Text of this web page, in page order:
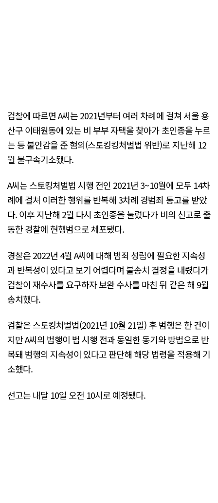
검찰에 따르면 A씨는 2021년부터 여러 차례에 걸쳐 서울 용
산구 이태원동에 있는 비 부부 자택을 찾아가 초인종을 누르
는 등 불안감을 준 혐의(스토킹킹처벌법 위반)로 지난해 12
월 불구속기소됐다.
A씨는 스토킹처벌법 시행 전인 2021년 3~10월에 모두 14차
례에 걸쳐 이러한 행위를 반복해 3차례 경범죄 통고를 받았
다. 이후 지난해 2월 다시 초인종을 눌렀다가 비의 신고로 출
동한 경찰에 현행범으로 체포됐다.
경찰은 2022년 4월 A씨에 대해 범죄 성립에 필요한 지속성
과 반복성이 있다고 보기 어렵다며 불송치 결정을 내렸다가
검찰이 재수사를 요구하자 보완 수사를 마친 뒤 같은 해 9월
송치했다.
검찰은 스토킹처벌법(2021년 10월 21일) 후 범행은 한 건이
지만 A씨의 범행이 법 시행 전과 동일한 동기와 방법으로 반
복돼 범행의 지속성이 있다고 판단해 해당 법령을 적용해 기
소했다.
선고는 내달 10일 오전 10시로 예정됐다.